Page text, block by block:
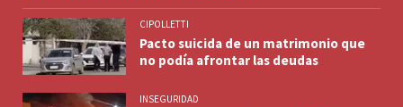
CIPOLLETTI
Pacto suicida de un matrimonio que
no podía afrontar las deudas
INSEGURIDAD